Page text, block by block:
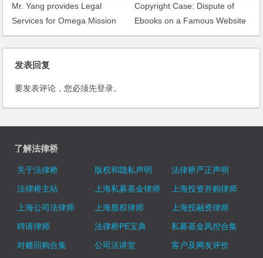
Mr. Yang provides Legal
Services for Omega Mission
Hills Golf World Cup
Copyright Case: Dispute of
Ebooks on a Famous Website
Infringing Authors Rights to
Network Dissemination of
发表回复
要发表评论，您必须先登录。
了解法律桥
关于法律桥 版权和隐私声明
法律桥严正声明
法律桥主站
上海私募基金律师
上海投资并购律师
上海公司法律师
上海股权律师
上海投融资律师
聘请律师
法律桥PE宝典
私募基金风控合集
对赌回购合集
公司法讲堂
客户及网友评价